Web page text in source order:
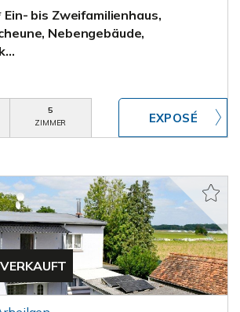
Ein- bis Zweifamilienhaus,
Nebengebäude,
5
ZIMMER
VERKAUFT